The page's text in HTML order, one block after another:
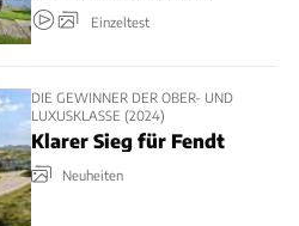
Einzeltest
DIE GEWINNER DER OBER- UND
LUXUSKLASSE (2024)
Klarer Sieg für Fendt
Neuheiten